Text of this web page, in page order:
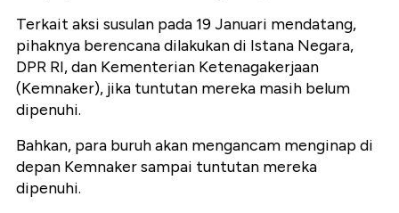
Terkait aksi susulan pada 19 Januari mendatang,
pihaknya berencana dilakukan di Istana Negara,
DPR RI, dan Kementerian Ketenagakerjaan
(Kemnaker), jika tuntutan mereka masih belum
dipenuhi.
Bahkan, para buruh akan mengancam menginap di
depan Kemnaker sampai tuntutan mereka
dipenuhi.